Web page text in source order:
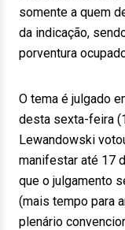
somente a quem
da indicação,
porventura
O tema é julgado
desta sexta-feira
Lewandowski
manifestar até 17
que o julgamento
(mais tempo para
plenário